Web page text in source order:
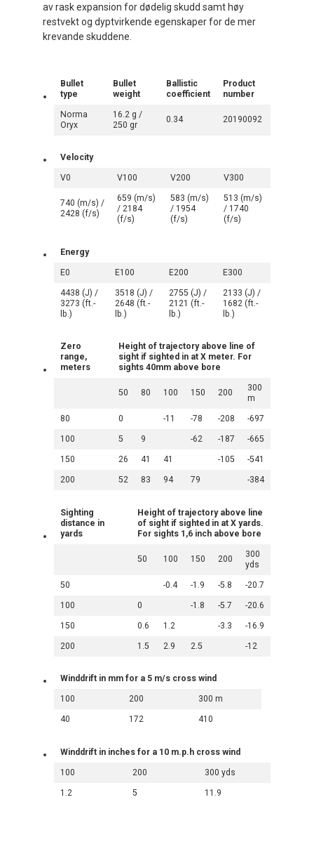
av rask expansion for dødelig skudd samt høy
restvekt og dyptvirkende egenskaper for de mer
krevande skuddene.
Bullet
type
Bullet
weight
Ballistic
coefficient
Product
number
Norma
Oryx
16.2 g /
250 gr
0.34 20190092
​​Velocity
V0 V100 V200 V300
740 (m/s) /
2428 (f/s)
659 (m/s)
/ 2184
(f/s)
583 (m/s)
/ 1954
(f/s)
513 (m/s)
/ 1740
(f/s)
Energy
E0 E100 E200 E300
4438 (J) /
3273 (ft.-
lb.)
3518 (J) /
2648 (ft.-
lb.)
2755 (J) /
2121 (ft.-
lb.)
2133 (J) /
1682 (ft.-
lb.)
Zero
range,
meters
Height of trajectory above line of
sight if sighted in at X meter. For
sights 40mm above bore
50 80 100 150 200
300
m
80 0 -11 -78 -208 -697
100 5 9 -62 -187 -665
150 26 41 41 -105 -541
200 52 83 94 79 -384
Sighting
distance in
yards
Height of trajectory above line
of sight if sighted in at X yards.
For sights 1,6 inch above bore
50 100 150 200
300
yds
50 -0.4 -1.9 -5.8 -20.7
100 0 -1.8 -5.7 -20.6
150 0.6 1.2 -3.3 -16.9
200 1.5 2.9 2.5 -12
Winddrift in mm for a 5 m/s cross wind
100 200 300 m
40 172 410
Winddrift in inches for a 10 m.p.h cross wind
100 200 300 yds
1.2 5 11.9